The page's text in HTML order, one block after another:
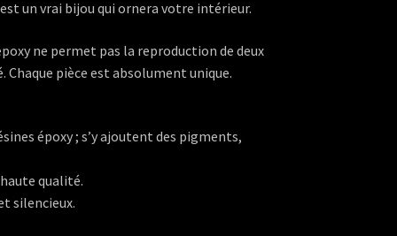
un vrai bijou qui ornera votre intérieur.
ne permet pas la reproduction de deux
Chaque pièce est absolument unique.
époxy ; s’y ajoutent des pigments,
qualité.
silencieux.